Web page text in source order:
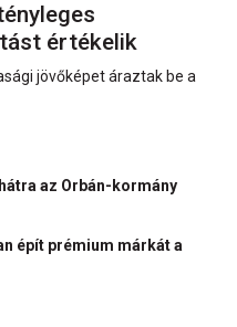
értékelik
jövőképet áraztak be a
az Orbán-kormány
épít prémium márkát a